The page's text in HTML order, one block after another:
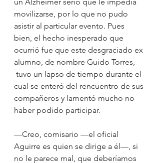
movilizarse, por lo que no pudo
asistir al particular evento. Pues
bien, el hecho inesperado que
ocurrió fue que este desgraciado ex
alumno, de nombre Guido Torres,
tuvo un lapso de tiempo durante el
cual se enteró del rencuentro de sus
compañeros y lamentó mucho no
haber podido participar.
—Creo, comisario —el oficial
Aguirre es quien se dirige a él—, si
no le parece mal, que deberíamos